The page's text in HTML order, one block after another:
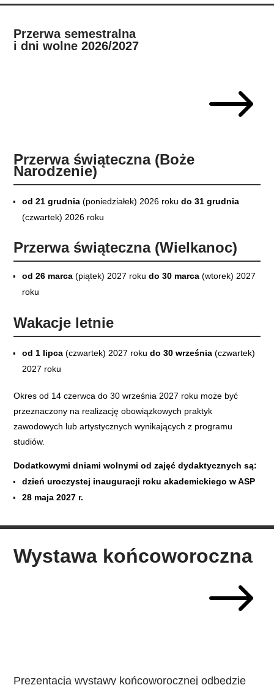
Przerwa semestralna
i dni wolne 2026/2027
$
Przerwa świąteczna (Boże
Narodzenie)
od 21 grudnia (poniedziałek) 2026 rokudo 31 grudnia
(czwartek) 2026 roku
Przerwa świąteczna (Wielkanoc)
od 26 marca (piątek) 2027 rokudo 30 marca (wtorek) 2027
roku
Wakacje letnie
od 1 lipca (czwartek) 2027 rokudo 30 września (czwartek)
2027 roku
Okres od 14 czerwca do 30 września 2027 roku może być
przeznaczony na realizację obowiązkowych praktyk
zawodowych lub artystycznych wynikających z programu
studiów.
Dodatkowymi dniami wolnymi od zajęć dydaktycznych są:
dzień uroczystej inauguracji roku akademickiego w ASP
28 maja 2027 r.
Wystawa końcoworoczna
$
Prezentacja wystawy końcoworocznej odbędzie